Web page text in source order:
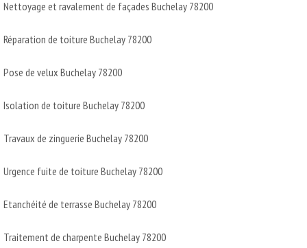
Nettoyage et ravalement de façades Buchelay 78200
Réparation de toiture Buchelay 78200
Pose de velux Buchelay 78200
Isolation de toiture Buchelay 78200
Travaux de zinguerie Buchelay 78200
Urgence fuite de toiture Buchelay 78200
Etanchéité de terrasse Buchelay 78200
Traitement de charpente Buchelay 78200